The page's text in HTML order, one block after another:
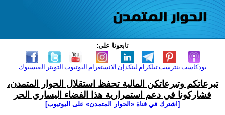
تابعونا على:
الفيسبوك التويتر اليوتيوب الانستغرام لينكدإن تيلكرامبنترست بودكاست
تبرعاتكم وتبرعاتكن المالية تحفظ استقلال الحوار المتمدن،
فشاركونا في دعم استمرارية هذا الفضاء اليساري الحر
[اشترك في قناة ‫«الحوار المتمدن» على اليوتيوب]